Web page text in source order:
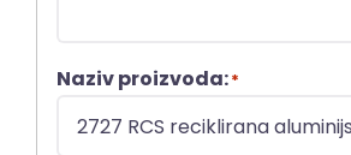
Naziv proizvoda:*